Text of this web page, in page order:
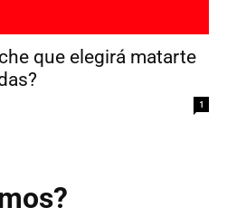
que elegirá matarte
1